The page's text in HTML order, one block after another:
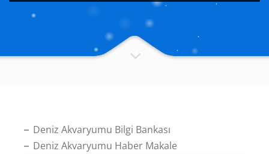
Deniz Akvaryumu Bilgi Bankası
Deniz Akvaryumu Haber Makale